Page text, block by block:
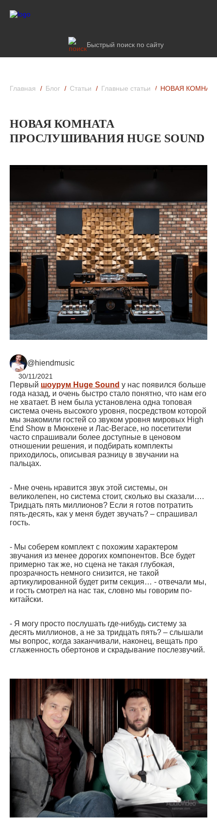
Быстрый поиск по сайту
Главная Блог Статьи Главные статьи НОВАЯ
НОВАЯ КОМНАТА
ПРОСЛУШИВАНИЯ HUGE SOUND
@hiendmusic
30/11/2021
Первый шоурум Huge Sound у нас появился больше
года назад, и очень быстро стало понятно, что нам его
не хватает. В нем была установлена одна топовая
система очень высокого уровня, посредством которой
мы знакомили гостей со звуком уровня мировых High
End Show в Мюнхене и Лас-Вегасе, но посетители
часто спрашивали более доступные в ценовом
отношении решения, и подбирать комплекты
приходилось, описывая разницу в звучании на
пальцах.
- Мне очень нравится звук этой системы, он
великолепен, но система стоит, сколько вы сказали….
Тридцать пять миллионов? Если я готов потратить
пять-десять, как у меня будет звучать? – спрашивал
гость.
- Мы соберем комплект с похожим характером
звучания из менее дорогих компонентов. Все будет
примерно так же, но сцена не такая глубокая,
прозрачность немного снизится, не такой
артикулированной будет ритм секция… - отвечали мы,
и гость смотрел на нас так, словно мы говорим по-
китайски.
- Я могу просто послушать где-нибудь систему за
десять миллионов, а не за тридцать пять? – слышали
мы вопрос, когда заканчивали, наконец, вещать про
сглаженность обертонов и скрадывание послезвучий.